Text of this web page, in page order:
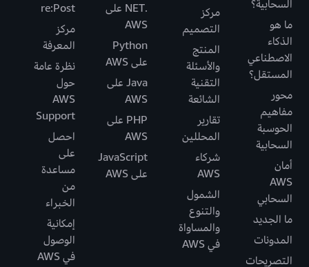
السحابية؟
ما هو
الذكاء
الاصطناعي
المستقل؟
محور
مفاهيم
الحوسبة
السحابية
أمان
AWS
السحابي
ما الجديد
المدونات
التصريحات
مركز
التصميم
المنتج
والأسئلة
التقنية
الشائعة
تقارير
المحللين
شركاء
AWS
الشمول
والتنوع
والمساواة
في AWS
.NET على
AWS
Python
على AWS
Java على
AWS
PHP على
AWS
JavaScript
على AWS
re:Post
مركز
المعرفة
نظرة عامة
حول
AWS
Support
احصل
على
مساعدة
من
الخبراء
إمكانية
الوصول
في AWS